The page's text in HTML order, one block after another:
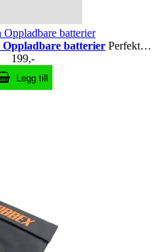
batterier Perfekte til radiokontroller, leker og andre AA-enheter
199,-
Legg till